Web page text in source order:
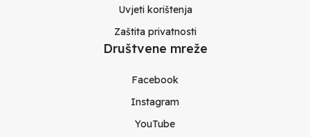
Uvjeti korištenja
Zaštita privatnosti
Društvene mreže
Facebook
Instagram
YouTube